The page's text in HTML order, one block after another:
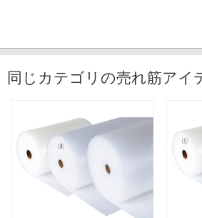
同じカテゴリの売れ筋アイ